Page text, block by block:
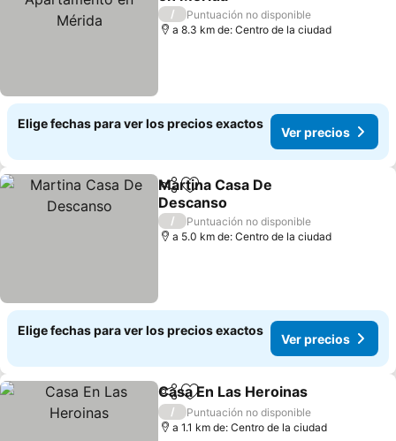
Ver precios
/
Puntuación no disponible
a 8.3 km de: Centro de la ciudad
Elige fechas para ver los precios exactos
Ver precios
CompartirAgregar a favoritos
Martina Casa De
Descanso
Ver precios
/
Puntuación no disponible
a 5.0 km de: Centro de la ciudad
Elige fechas para ver los precios exactos
Ver precios
CompartirAgregar a favoritos
Casa En Las Heroinas
/
Puntuación no disponible
a 1.1 km de: Centro de la ciudad